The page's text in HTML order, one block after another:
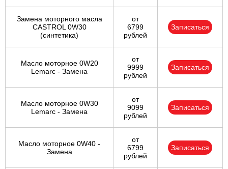
Замена моторного масла
CASTROL 0W30
(синтетика)
от
6799
рублей
Записаться
Масло моторное 0W20
Lemarc - Замена
от
9999
рублей
Записаться
Масло моторное 0W30
Lemarc - Замена
от
9099
рублей
Записаться
Масло моторное 0W40 -
Замена
от
6799
рублей
Записаться